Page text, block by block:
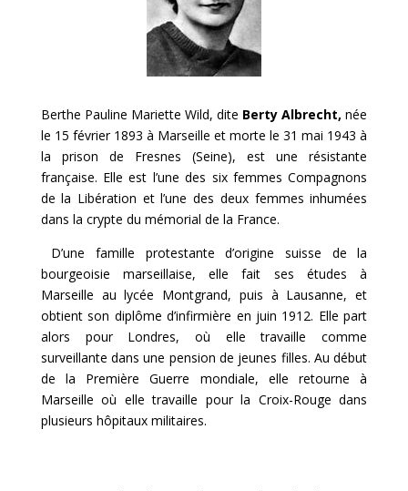
Berthe Pauline Mariette Wild, dite Berty Albrecht, née
le 15 février 1893 à Marseille et morte le 31 mai 1943 à
la prison de Fresnes (Seine), est une résistante
française. Elle est l’une des six femmes Compagnons
de la Libération et l’une des deux femmes inhumées
dans la crypte du mémorial de la France.
D’une famille protestante d’origine suisse de la
bourgeoisiemarseillaise, elle fait ses études à
Marseille aulycée Montgrand, puis à Lausanne, et
obtient son diplôme d’infirmière en juin 1912. Elle part
alors pour Londres, où elle travaille comme
surveillante dans une pension de jeunes filles. Au début
de la Première Guerre mondiale, elle retourne à
Marseille où elle travaille pour la Croix-Rouge dans
plusieurs hôpitaux militaires.